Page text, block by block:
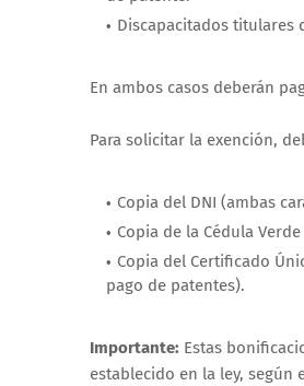
Discapacitados titulares
En ambos casos deberán
Para solicitar la exención,
Copia del DNI (ambas
Copia de la Cédula
Copia del Certificado
pago de patentes).
Importante: Estas
establecido en la ley, según